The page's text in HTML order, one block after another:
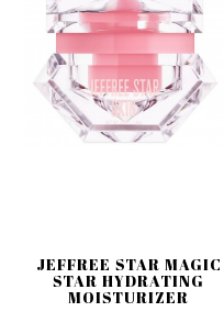
JEFFREE STAR MAGIC
STAR HYDRATING
MOISTURIZER